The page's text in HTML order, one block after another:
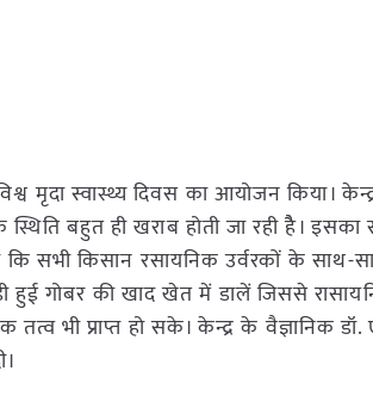
विश्व मृदा स्वास्थ्य दिवस का आयोजन किया।
स्थिति बहुत ही खराब होती जा रही हैै।
कि सभी किसान रसायनिक उर्वरकों के
हुई गोबर की खाद खेत में डालें जिससे
भी प्राप्त हो सके। केन्द्र के वैज्ञानिक